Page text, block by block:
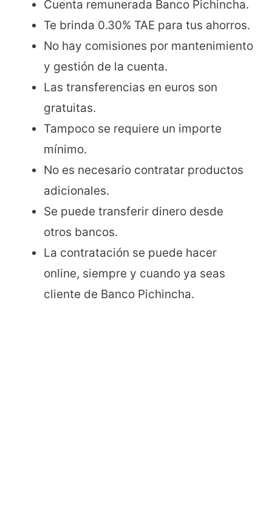
Cuenta remunerada Banco Pichincha.
Te brinda 0.30% TAE para tus ahorros.
No hay comisiones por mantenimiento
y gestión de la cuenta.
Las transferencias en euros son
gratuitas.
Tampoco se requiere un importe
mínimo.
No es necesario contratar productos
adicionales.
Se puede transferir dinero desde
otros bancos.
La contratación se puede hacer
online, siempre y cuando ya seas
cliente de Banco Pichincha.